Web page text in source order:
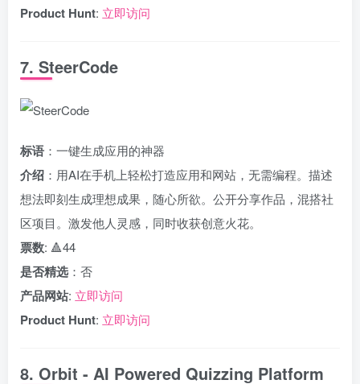
Product Hunt: 立即访问
7. SteerCode
标语 ：一键生成应用的神器
介绍 ：用AI在手机上轻松打造应用和网站，无需编程。描述
想法即刻生成理想成果，随心所欲。公开分享作品，混搭社
区项目。激发他人灵感，同时收获创意火花。
票数: 🔺44
是否精选 ：否
产品网站: 立即访问
Product Hunt: 立即访问
8. Orbit - AI Powered Quizzing Platform